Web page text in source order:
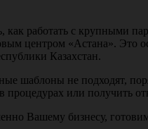
как работать с крупными
центром «Астана». Это
Казахстан.
шаблоны не подходят,
или получить
Вашему бизнесу,